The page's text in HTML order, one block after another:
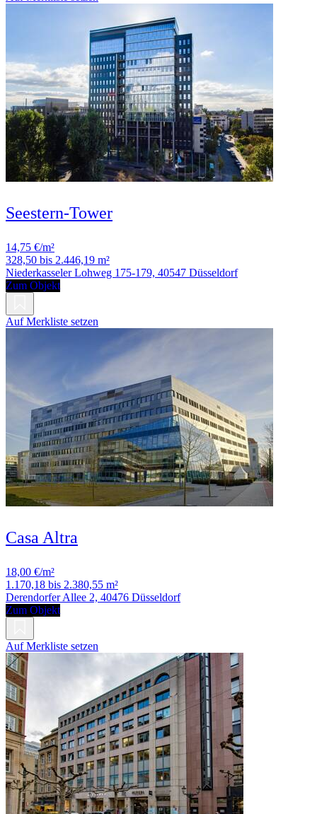
Seestern-Tower
14,75 €/m²
328,50 bis 2.446,19 m²
Niederkasseler Lohweg 175-179, 40547 Düsseldorf
Zum Objekt
Auf Merkliste setzen
Casa Altra
18,00 €/m²
1.170,18 bis 2.380,55 m²
Derendorfer Allee 2, 40476 Düsseldorf
Zum Objekt
Auf Merkliste setzen